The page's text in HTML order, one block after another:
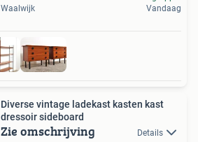
Waalwijk
Vandaag
Diverse vintage ladekast kasten kast
dressoir sideboard
Zie omschrijving Details